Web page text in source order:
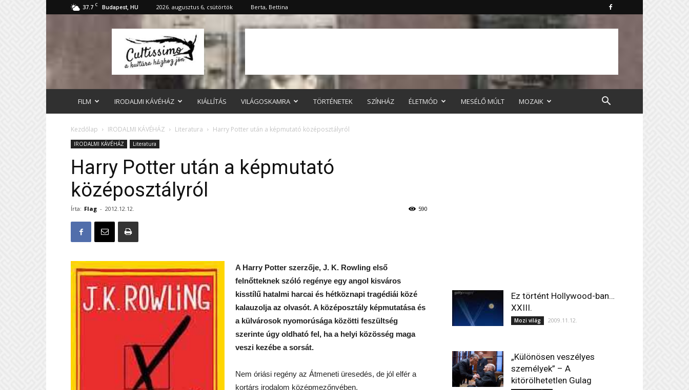
37.7 C Budapest, HU 2026. augusztus 6, csütörtök Berta, Bettina
FILM IRODALMI KÁVÉHÁZ KIÁLLÍTÁS VILÁGOSKAMRA TÖRTÉNETEK SZÍNHÁZ ÉLETMÓD MESÉLŐ MÚLT MOZAIK
Kezdőlap IRODALMI KÁVÉHÁZ Literatura Harry Potter után a képmutató középosztályról
IRODALMI KÁVÉHÁZ Literatura
Harry Potter után a képmutató
középosztályról
Írta: Flag - 2012.12.12. 590
A Harry Potter szerzője, J. K. Rowling első
felnőtteknek szóló regénye egy angol kisváros
kisstílű hatalmi harcai és hétköznapi tragédiái közé
kalauzolja az olvasót. A középosztály képmutatása és
a külvárosok nyomorúsága közötti feszültség
szerinte úgy oldható fel, ha a helyi közösség maga
veszi kezébe a sorsát.
Nem óriási regény az Átmeneti üresedés, de jól elfér a
kortárs irodalom középmezőnyében.
Ez történt Hollywood-ban…
XXIII.
Mozi világ 2009.11.12.
„Különösen veszélyes
személyek” – A
kitörölhetetlen Gulag